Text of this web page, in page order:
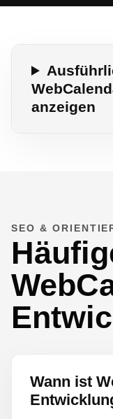
anzeigen
SEO &
Wann ist